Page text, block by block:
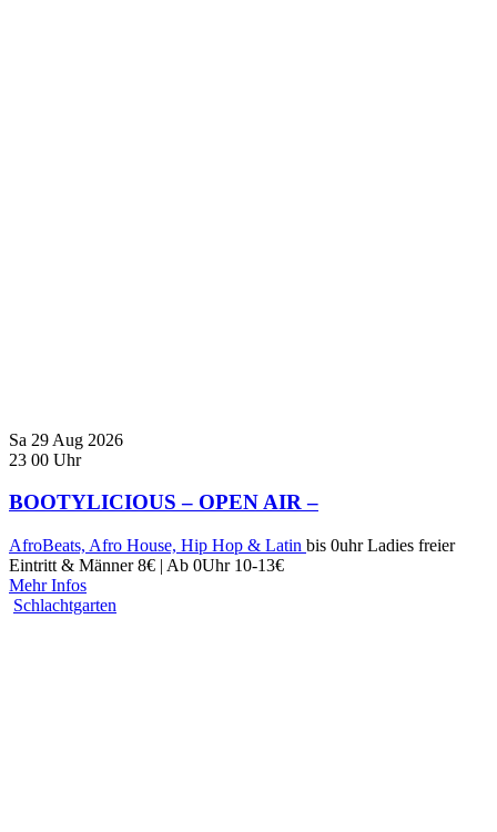
Sa 29 Aug 2026
23 00 Uhr
BOOTYLICIOUS – OPEN AIR –
AfroBeats, Afro House, Hip Hop & Latin bis 0uhr Ladies freier
Eintritt & Männer 8€ | Ab 0Uhr 10-13€
Mehr Infos
Schlachtgarten